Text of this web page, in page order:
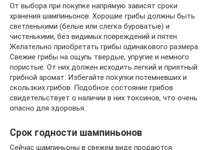
От выбора при покупке напрямую зависят сроки
хранения шампиньонов. Хорошие грибы должны быть
светленькими (белые или слегка буроватые) и
чистенькими, без видимых повреждений и пятен.
Желательно приобретать грибы одинакового размера.
Свежие грибы на ощупь твердые, упругие и немного
пористые. От них должен исходить легкий и приятный
грибной аромат. Избегайте покупки потемневших и
скользких грибов. Подобное состояние грибов
свидетельствует о наличии в них токсинов, что очень
опасно для здоровья.
Срок годности шампиньонов
Сейчас шампиньоны в свежем виде продаются